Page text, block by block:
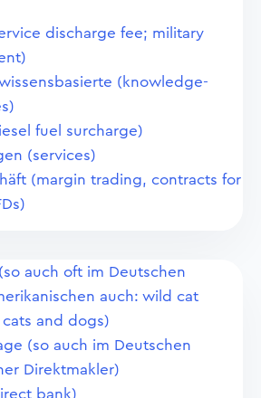
discharge fee; military
(knowledge-
fuel surcharge)
(services)
(margin trading, contracts for
auch oft im Deutschen
auch: wild cat
and dogs)
(so auch im Deutschen
Direktmakler)
bank)